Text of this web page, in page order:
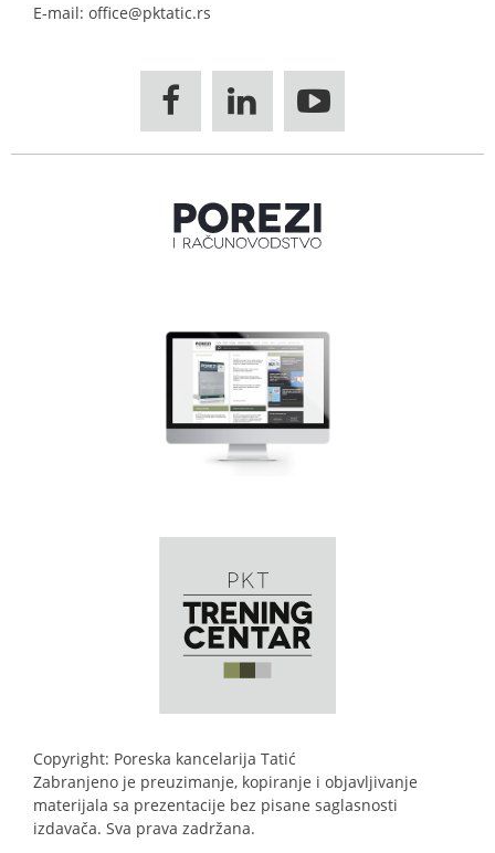
E-mail: office@pktatic.rs
  
Copyright: Poreska kancelarija Tatić
Zabranjeno je preuzimanje, kopiranje i objavljivanje
materijala sa prezentacije bez pisane saglasnosti
izdavača. Sva prava zadržana.